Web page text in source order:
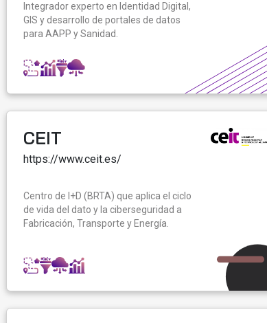
Integrador experto en Identidad Digital,
GIS y desarrollo de portales de datos
para AAPP y Sanidad.
CEIT
https://www.ceit.es/
Centro de I+D (BRTA) que aplica el ciclo
de vida del dato y la ciberseguridad a
Fabricación, Transporte y Energía.